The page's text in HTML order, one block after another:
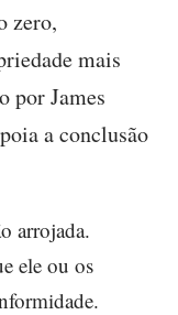
zero,
mais
por James
a conclusão
arrojada.
ele ou os